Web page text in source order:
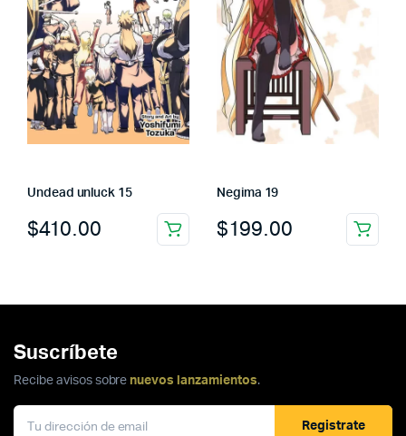
Undead unluck 15
$410.00
Negima 19
$199.00
Suscríbete
Recibe avisos sobre nuevos lanzamientos.
Registrate